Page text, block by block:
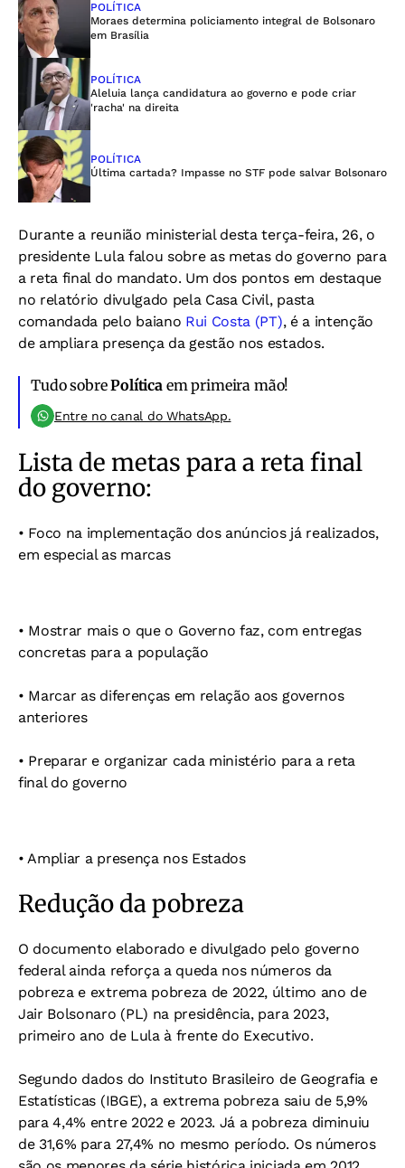
POLÍTICA
Moraes determina policiamento integral de Bolsonaro
em Brasília
POLÍTICA
Aleluia lança candidatura ao governo e pode criar
'racha' na direita
POLÍTICA
Última cartada? Impasse no STF pode salvar Bolsonaro
Durante a reunião ministerial desta terça-feira, 26, o
presidente Lula falou sobre as metas do governo para
a reta final do mandato. Um dos pontos em destaque
no relatório divulgado pela Casa Civil, pasta
comandada pelo baiano Rui Costa (PT), é a intenção
de ampliara presença da gestão nos estados.
Tudo sobrePolíticaem primeira mão!
Entre no canal do WhatsApp.
Lista de metas para a reta final
do governo:
• Foco na implementação dos anúncios já realizados,
em especial as marcas
• Mostrar mais o que o Governo faz, com entregas
concretas para a população
• Marcar as diferenças em relação aos governos
anteriores
• Preparar e organizar cada ministério para a reta
final do governo
• Ampliar a presença nos Estados
Redução da pobreza
O documento elaborado e divulgado pelo governo
federal ainda reforça a queda nos números da
pobreza e extrema pobreza de 2022, último ano de
Jair Bolsonaro (PL) na presidência, para 2023,
primeiro ano de Lula à frente do Executivo.
Segundo dados do Instituto Brasileiro de Geografia e
Estatísticas (IBGE), a extrema pobreza saiu de 5,9%
para 4,4% entre 2022 e 2023. Já a pobreza diminuiu
de 31,6% para 27,4% no mesmo período. Os números